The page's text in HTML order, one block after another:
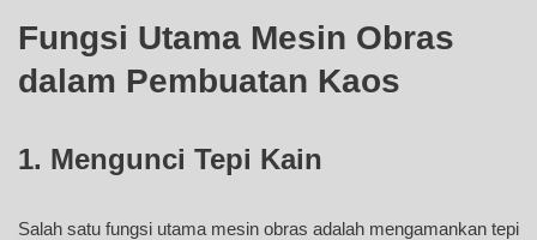
Fungsi Utama Mesin Obras
dalam Pembuatan Kaos
1. Mengunci Tepi Kain
Salah satu fungsi utama mesin obras adalah mengamankan tepi